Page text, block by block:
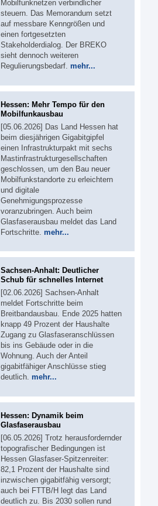
Mobilfunknetzen verbindlicher
steuern. Das Memorandum setzt
auf messbare Kenngrößen und
einen fortgesetzten
Stakeholderdialog. Der BREKO
sieht dennoch weiteren
Regulierungsbedarf. mehr...
Hessen: Mehr Tempo für den
Mobilfunkausbau
[05.06.2026] Das Land Hessen hat
beim diesjährigen Gigabitgipfel
einen Infrastrukturpakt mit sechs
Mastinfrastrukturgesellschaften
geschlossen, um den Bau neuer
Mobilfunkstandorte zu erleichtern
und digitale
Genehmigungsprozesse
voranzubringen. Auch beim
Glasfaserausbau meldet das Land
Fortschritte. mehr...
Sachsen-Anhalt: Deutlicher
Schub für schnelles Internet
[02.06.2026] Sachsen-Anhalt
meldet Fortschritte beim
Breitbandausbau. Ende 2025 hatten
knapp 49 Prozent der Haushalte
Zugang zu Glasfaseranschlüssen
bis ins Gebäude oder in die
Wohnung. Auch der Anteil
gigabitfähiger Anschlüsse stieg
deutlich. mehr...
Hessen: Dynamik beim
Glasfaserausbau
[06.05.2026] Trotz herausfordernder
topografischer Bedingungen ist
Hessen Glasfaser-Spitzenreiter:
82,1 Prozent der Haushalte sind
inzwischen gigabitfähig versorgt;
auch bei FTTB/H legt das Land
deutlich zu. Bis 2030 sollen rund